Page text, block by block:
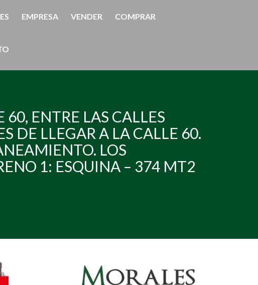
EMPRESA VENDER COMPRAR
ENTRE LAS CALLES
DE LLEGAR A LA CALLE 60.
LOS
1: ESQUINA – 374 MT2